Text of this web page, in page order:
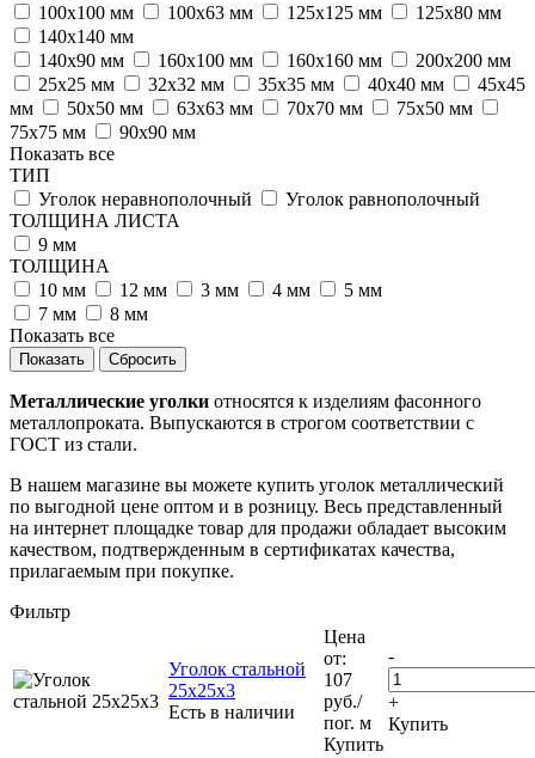
100х100 мм
100х63 мм 125х125 мм
125х80 мм
140х140 мм
140х90 мм
160х100 мм 160х160 мм
200х200 мм
25х25 мм
32х32 мм 35х35 мм 40х40 мм
45х45
мм
50х50 мм 63х63 мм 70х70 мм
75х50 мм
75х75 мм
90х90 мм
Показать все
ТИП
Уголок неравнополочный
Уголок равнополочный
ТОЛЩИНА ЛИСТА
9 мм
ТОЛЩИНА
10 мм
12 мм 3 мм 4 мм
5 мм
7 мм
8 мм
Показать все
Сбросить
Металлические уголки относятся к изделиям фасонного
металлопроката. Выпускаются в строгом соответствии с
ГОСТ из стали.
В нашем магазине вы можете купить уголок металлический
по выгодной цене оптом и в розницу. Весь представленный
на интернет площадке товар для продажи обладает высоким
качеством, подтвержденным в сертификатах качества,
прилагаемым при покупке.
Фильтр
Уголок стальной
25х25х3
Есть в наличии
Цена
от:
107
руб./
пог. м
Купить
-
+
Купить